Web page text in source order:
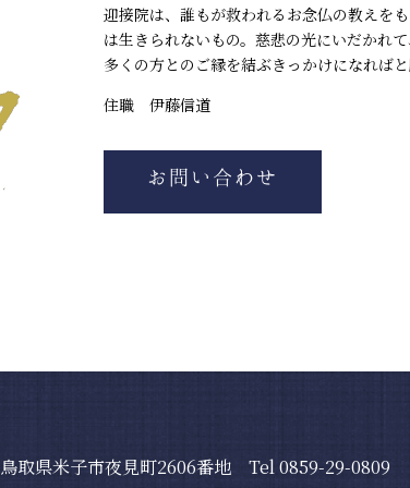
迎接院は、誰もが救われるお念仏の教えを
は生きられないもの。慈悲の光にいだかれ
多くの方とのご縁を結ぶきっかけになればと
住職 伊藤信道
お問い合わせ
鳥取県米子市夜見町2606番地 Tel 0859-29-0809